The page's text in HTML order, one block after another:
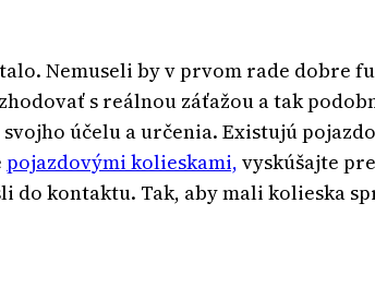
Nemuseli by v prvom rade dobre
s reálnou záťažou a tak
účelu a určenia. Existujú
pojazdovými kolieskami, vyskúšajte
do kontaktu. Tak, aby mali kolieska